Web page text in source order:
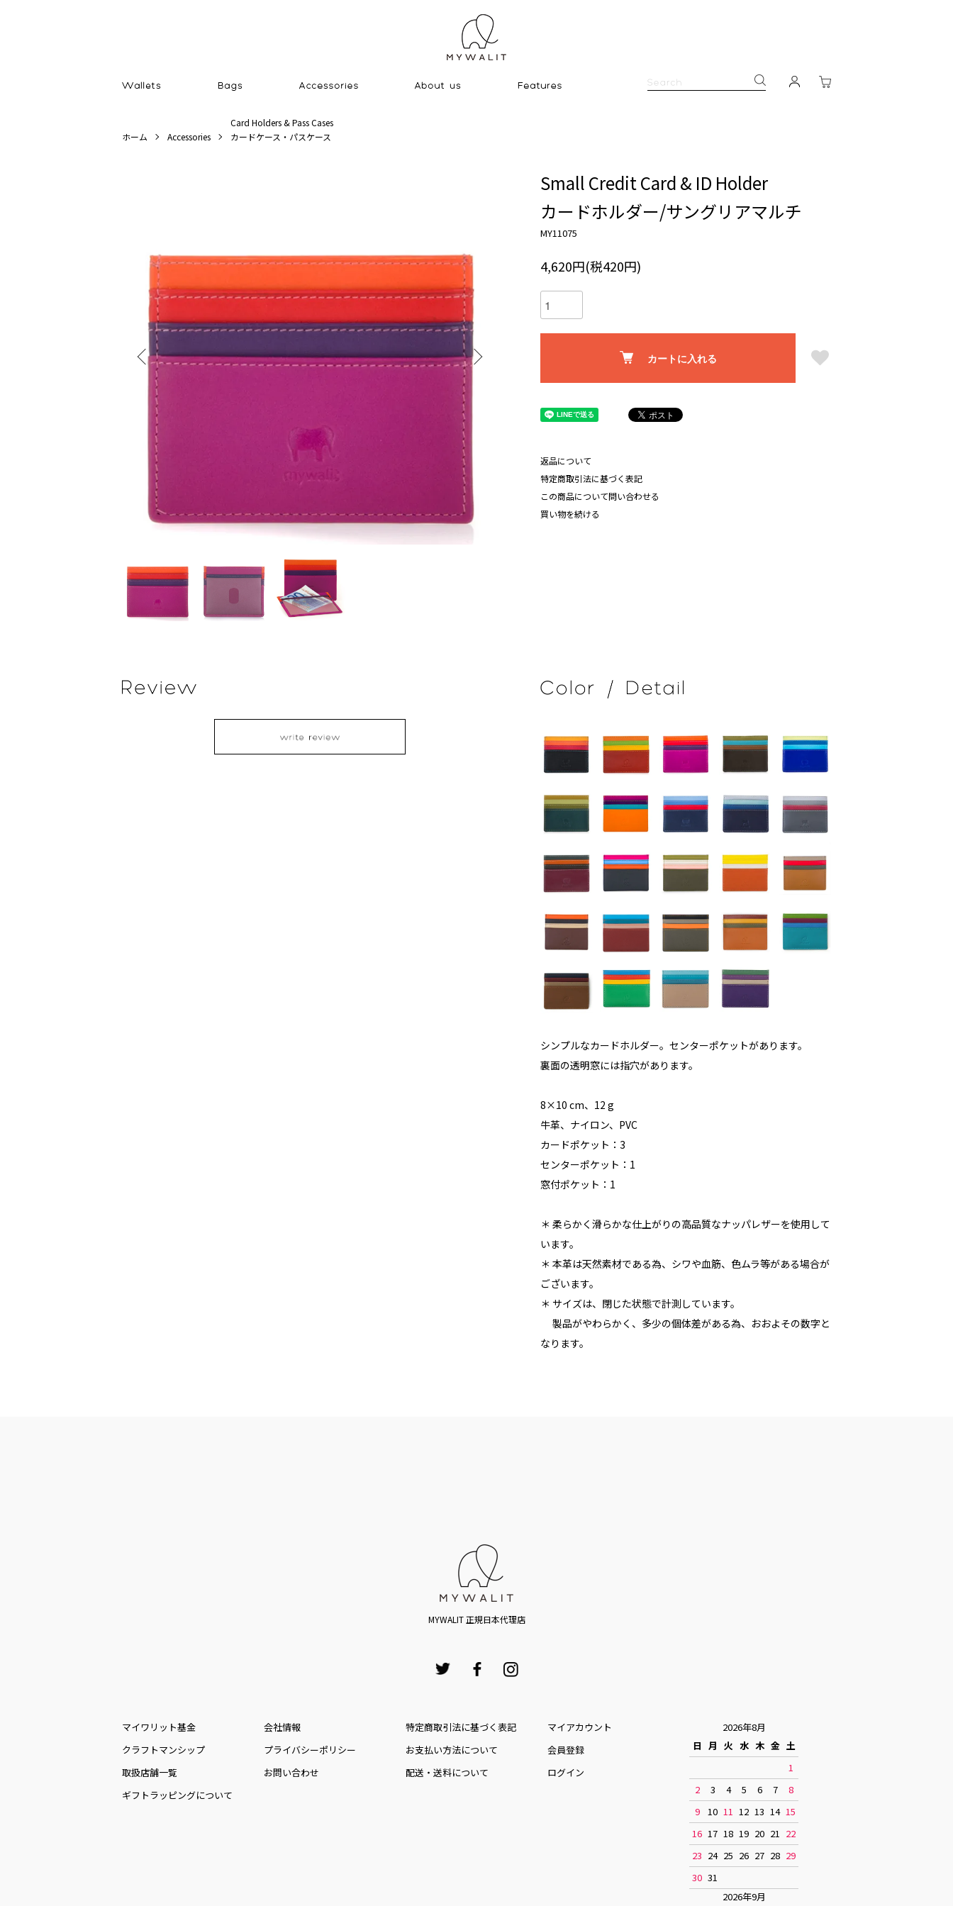
ホーム Accessories
Card Holders & Pass Cases
カードケース・パスケース
Small Credit Card & ID Holder
カードホルダー/サングリアマルチ
MY11075
4,620円(税420円)
カートに入れる
返品について
特定商取引法に基づく表記
この商品について問い合わせる
買い物を続ける
シンプルなカードホルダー。センターポケットがあります。
裏面の透明窓には指穴があります。
8×10 cm、12 g
牛革、ナイロン、PVC
カードポケット：3
センターポケット：1
窓付ポケット：1
＊ 柔らかく滑らかな仕上がりの高品質なナッパレザーを使用して
います。
＊ 本革は天然素材である為、シワや血筋、色ムラ等がある場合が
ございます。
＊ サイズは、閉じた状態で計測しています。
製品がやわらかく、多少の個体差がある為、おおよその数字と
なります。
MYWALIT 正規日本代理店
マイワリット基金
クラフトマンシップ
取扱店舗一覧
ギフトラッピングについて
会社情報
プライバシーポリシー
お問い合わせ
特定商取引法に基づく表記
お⽀払い⽅法について
配送・送料について
マイアカウント
会員登録
ログイン
2026年8月
日 月 火 水 木 金 土
1
2
3 4 5 6 7
8
9
10 11 12 13 14 15
16 17 18 19 20 21 22
23 24 25 26 27 28 29
30 31
2026年9月